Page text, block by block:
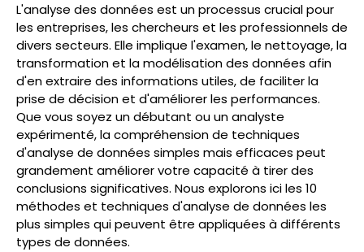
L'analyse des données est un processus crucial pour
les entreprises, les chercheurs et les professionnels de
divers secteurs. Elle implique l'examen, le nettoyage, la
transformation et la modélisation des données afin
d'en extraire des informations utiles, de faciliter la
prise de décision et d'améliorer les performances.
Que vous soyez un débutant ou un analyste
expérimenté, la compréhension de techniques
d'analyse de données simples mais efficaces peut
grandement améliorer votre capacité à tirer des
conclusions significatives. Nous explorons ici les 10
méthodes et techniques d'analyse de données les
plus simples qui peuvent être appliquées à différents
types de données.